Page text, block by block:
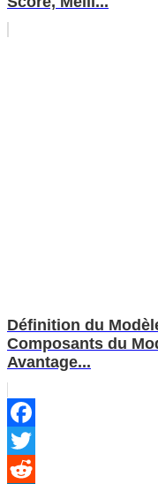
Définition du
Composants du
Avantage...
Facebook
Twitter